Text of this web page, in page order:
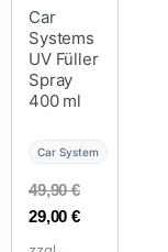
Car
Systems
UV Füller
Spray
400 ml
Car System
49,90€
29,00€